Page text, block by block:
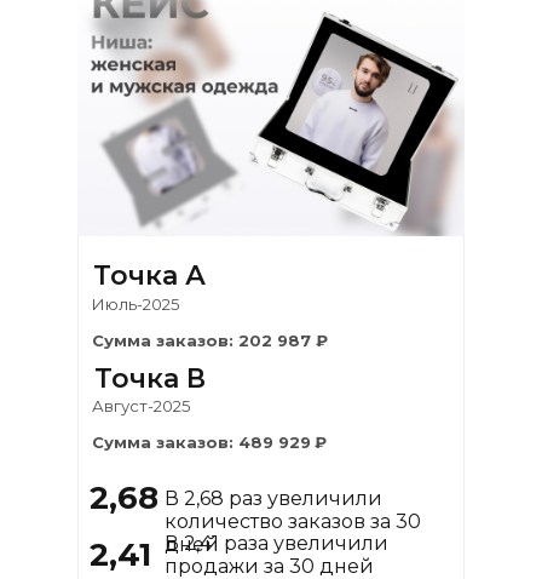
Точка В
В 2,68 раз увеличили
количество заказов за 30
дней
2,68
В 2,41 раза увеличили
продажи за 30 дней
2,41
Август-2025
Сумма заказов: 489 929 ₽
Июль-2025
Сумма заказов: 202 987 ₽
Точка А